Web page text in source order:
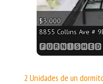
$3 000
8855 Collins Ave #
🅵🆄🆁🅽🅸🆂🅷🅴🅳
2 Unidades de un